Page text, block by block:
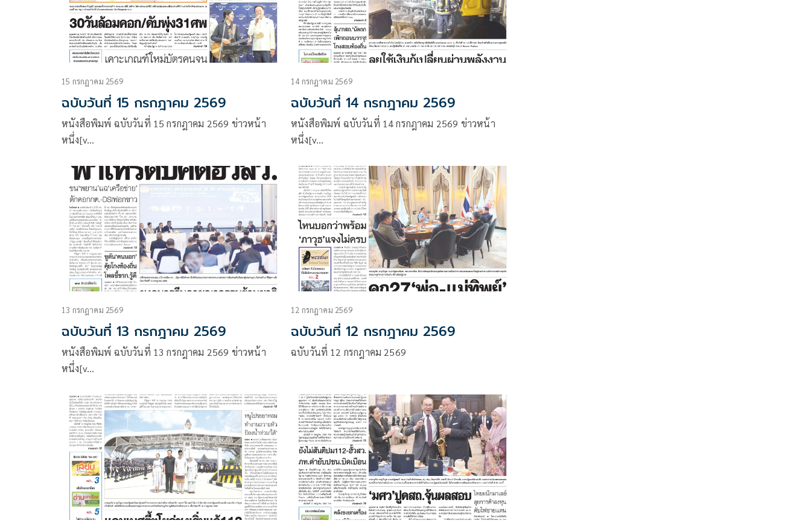
15 กรกฎาคม 2569
ฉบับวันที่ 15 กรกฎาคม 2569
หนังสือพิมพ์ ฉบับวันที่ 15 กรกฎาคม 2569 ข่าวหน้า
หนึ่ง[v…
14 กรกฎาคม 2569
ฉบับวันที่ 14 กรกฎาคม 2569
หนังสือพิมพ์ ฉบับวันที่ 14 กรกฎาคม 2569 ข่าวหน้า
หนึ่ง[v…
13 กรกฎาคม 2569
ฉบับวันที่ 13 กรกฎาคม 2569
หนังสือพิมพ์ ฉบับวันที่ 13 กรกฎาคม 2569 ข่าวหน้า
หนึ่ง[v…
12 กรกฎาคม 2569
ฉบับวันที่ 12 กรกฎาคม 2569
ฉบับวันที่ 12 กรกฎาคม 2569